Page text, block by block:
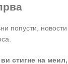
попусти, новости
стигне на меил,